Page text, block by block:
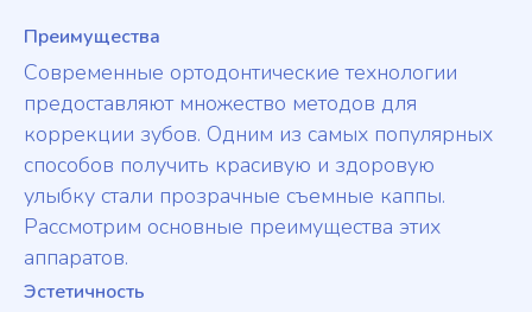
Преимущества
Современные ортодонтические технологии
предоставляют множество методов для
коррекции зубов. Одним из самых популярных
способов получить красивую и здоровую
улыбку стали прозрачные съемные каппы.
Рассмотрим основные преимущества этих
аппаратов.
Эстетичность